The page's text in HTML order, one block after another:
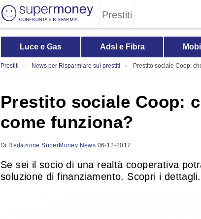
Prestiti
Luce e Gas Adsl e Fibra
Prestiti News per Risparmiare sui prestiti Prestito sociale Coop:
Prestito sociale Coop:
come funziona?
Di Redazione SuperMoney News 06-12-2017
Se sei il socio di una realtà cooperativa
soluzione di finanziamento. Scopri i dettagli.